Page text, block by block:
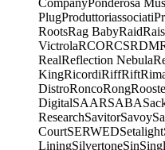
CompanyPonderosa
PlugProduttoriassociati
RootsRag BabyRaid
VictrolaRCORCSRDM
RealReflection Nebula
KingRicordiRiffRift
DistroRoncoRong
DigitalSAARSABA
ResearchSavitorSavoy
CourtSERWEDSetalight
LiningSilvertoneSin